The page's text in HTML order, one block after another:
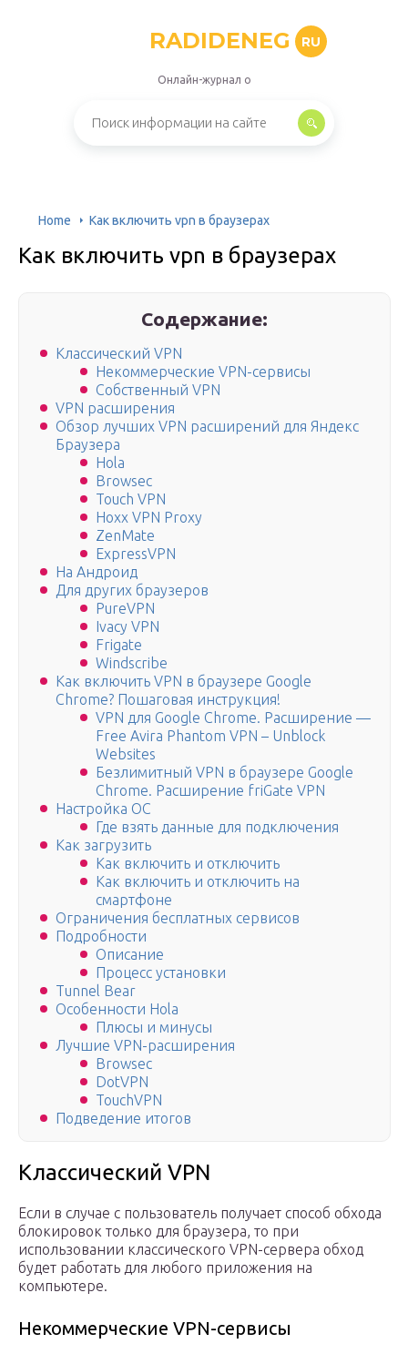
RADIDENEG RU
Онлайн-журнал о
Home Как включить vpn в браузерах
Как включить vpn в браузерах
Содержание:
Классический VPN
Некоммерческие VPN-сервисы
Собственный VPN
VPN расширения
Обзор лучших VPN расширений для Яндекс
Браузера
Hola
Browsec
Touch VPN
Hoxx VPN Proxy
ZenMate
ExpressVPN
На Андроид
Для других браузеров
PureVPN
Ivacy VPN
Frigate
Windscribe
Как включить VPN в браузере Google
Chrome? Пошаговая инструкция!
VPN для Google Chrome. Расширение —
Free Avira Phantom VPN – Unblock
Websites
Безлимитный VPN в браузере Google
Chrome. Расширение friGate VPN
Настройка ОС
Где взять данные для подключения
Как загрузить
Как включить и отключить
Как включить и отключить на
смартфоне
Ограничения бесплатных сервисов
Подробности
Описание
Процесс установки
Tunnel Bear
Особенности Hola
Плюсы и минусы
Лучшие VPN-расширения
Browsec
DotVPN
TouchVPN
Подведение итогов
Классический VPN
Если в случае с пользователь получает способ обхода
блокировок только для браузера, то при
использовании классического VPN-сервера обход
будет работать для любого приложения на
компьютере.
Некоммерческие VPN-сервисы